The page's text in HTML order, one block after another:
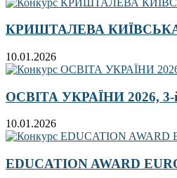
КРИШТАЛЕВА КИЇВСЬКА
10.01.2026
ОСВІТА УКРАЇНИ 2026, 3-й
10.01.2026
EDUCATION AWARD